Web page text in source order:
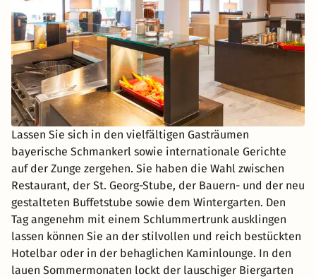
Lassen Sie sich in den vielfältigen Gasträumen
bayerische Schmankerl sowie internationale Gerichte
auf der Zunge zergehen. Sie haben die Wahl zwischen
Restaurant, der St. Georg-Stube, der Bauern- und der neu
gestalteten Buffetstube sowie dem Wintergarten. Den
Tag angenehm mit einem Schlummertrunk ausklingen
lassen können Sie an der stilvollen und reich bestückten
Hotelbar oder in der behaglichen Kaminlounge. In den
lauen Sommermonaten lockt der lauschiger Biergarten